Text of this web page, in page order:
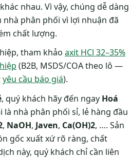
nhau. Vì vậy, chúng dễ dàng
phân phối vì lợi nhuận đã
chất lượng.
tham khảo axit HCl 32–35%
(B2B, MSDS/COA theo lô —
yêu cầu báo giá).
, quý khách hãy đến ngay Hoá
là nhà phân phối sỉ, lẻ hàng đầu
, NaOH, Javen, Ca(OH)2, …. Sản
gốc xuất xứ rõ ràng, chất
này, quý khách chỉ cần liên